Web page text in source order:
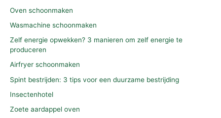
Oven schoonmaken
Wasmachine schoonmaken
Zelf energie opwekken? 3 manieren om zelf energie te
produceren
Airfryer schoonmaken
Spint bestrijden: 3 tips voor een duurzame bestrijding
Insectenhotel
Zoete aardappel oven